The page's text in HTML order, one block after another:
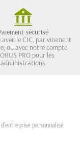
sécurisé
le CIC, par virement
ou avec notre compte
PRO pour les
administrations
personnalisé